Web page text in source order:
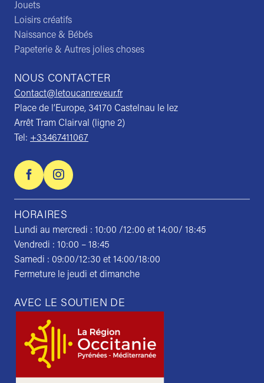
Jouets
Loisirs créatifs
Naissance & Bébés
Papeterie & Autres jolies choses
NOUS CONTACTER
Contact@letoucanreveur.fr
Place de l’Europe, 34170 Castelnau le lez
Arrêt Tram Clairval (ligne 2)
Tel: +33467411067
HORAIRES
Lundi au mercredi : 10:00 /12:00 et 14:00/ 18:45
Vendredi : 10:00 – 18:45
Samedi : 09:00/12:30 et 14:00/18:00
Fermeture le jeudi et dimanche
AVEC LE SOUTIEN DE